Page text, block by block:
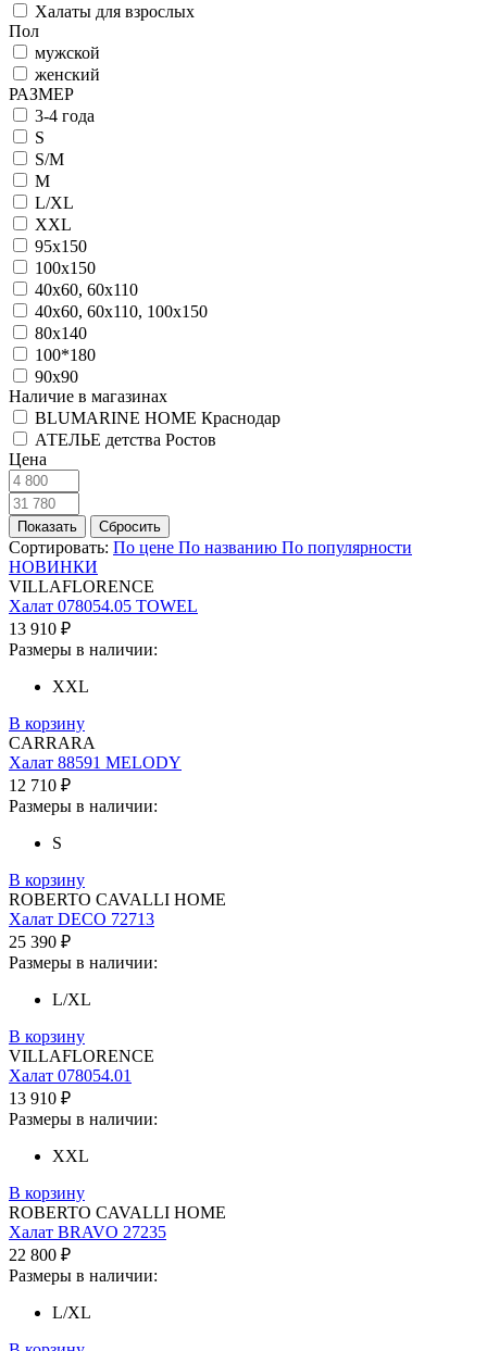
Халаты для взрослых
Пол
мужской
женский
РАЗМЕР
3-4 года
S
S/M
M
L/XL
XXL
95х150
100х150
40х60, 60х110
40х60, 60х110, 100х150
80х140
100*180
90x90
Наличие в магазинах
BLUMARINE HOME Краснодар
АТЕЛЬЕ детства Ростов
Цена
Сортировать: По цене По названию По популярности
НОВИНКИ
VILLAFLORENCE
Халат 078054.05 TOWEL
13 910 ₽
Размеры в наличии:
XXL
В корзину
CARRARA
Халат 88591 MELODY
12 710 ₽
Размеры в наличии:
S
В корзину
ROBERTO CAVALLI HOME
Халат DECO 72713
25 390 ₽
Размеры в наличии:
L/XL
В корзину
VILLAFLORENCE
Халат 078054.01
13 910 ₽
Размеры в наличии:
XXL
В корзину
ROBERTO CAVALLI HOME
Халат BRAVO 27235
22 800 ₽
Размеры в наличии:
L/XL